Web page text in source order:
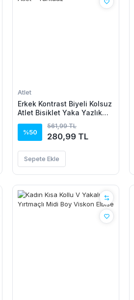
Atlet
Erkek Kontrast Biyeli Kolsuz
Atlet Bisiklet Yaka Yazlık
%50
561,99 TL
280,99 TL
Sepete Ekle